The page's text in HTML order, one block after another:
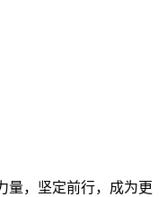
量，坚定前行，成为更